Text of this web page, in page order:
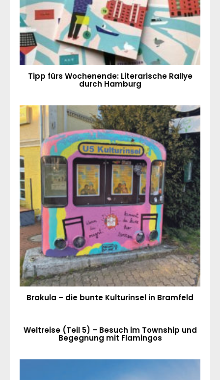
Tipp fürs Wochenende: Literarische Rallye
durch Hamburg
Brakula – die bunte Kulturinsel in Bramfeld
Weltreise (Teil 5) – Besuch im Township und
Begegnung mit Flamingos